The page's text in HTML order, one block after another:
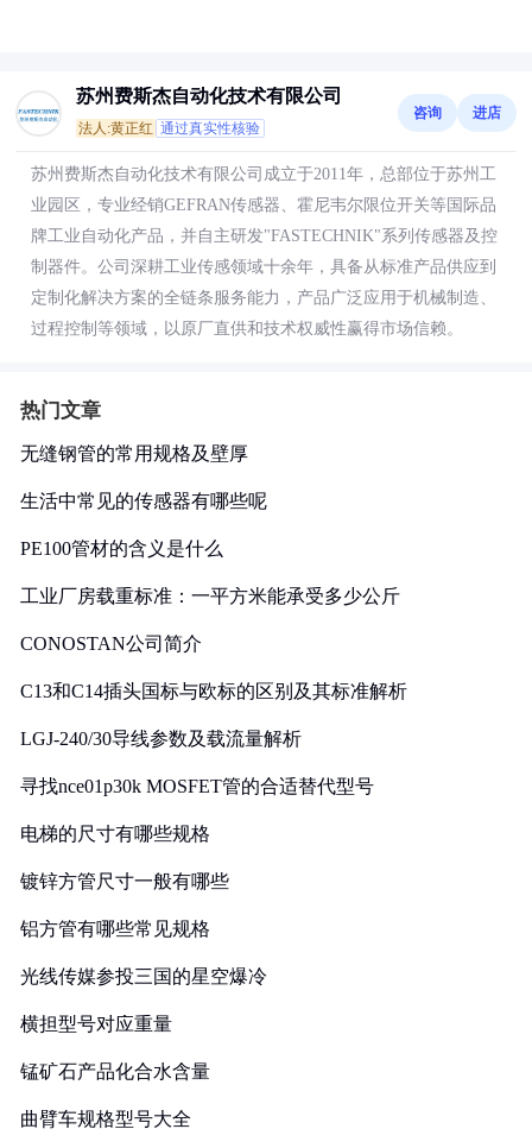
苏州费斯杰自动化技术有限公司
法人:黄正红 通过真实性核验
咨询 进店
苏州费斯杰自动化技术有限公司成立于2011年，总部位于苏州工
业园区，专业经销GEFRAN传感器、霍尼韦尔限位开关等国际品
牌工业自动化产品，并自主研发"FASTECHNIK"系列传感器及控
制器件。公司深耕工业传感领域十余年，具备从标准产品供应到
定制化解决方案的全链条服务能力，产品广泛应用于机械制造、
过程控制等领域，以原厂直供和技术权威性赢得市场信赖。
热门文章
无缝钢管的常用规格及壁厚
生活中常见的传感器有哪些呢
PE100管材的含义是什么
工业厂房载重标准：一平方米能承受多少公斤
CONOSTAN公司简介
C13和C14插头国标与欧标的区别及其标准解析
LGJ-240/30导线参数及载流量解析
寻找nce01p30k MOSFET管的合适替代型号
电梯的尺寸有哪些规格
镀锌方管尺寸一般有哪些
铝方管有哪些常见规格
光线传媒参投三国的星空爆冷
横担型号对应重量
锰矿石产品化合水含量
曲臂车规格型号大全